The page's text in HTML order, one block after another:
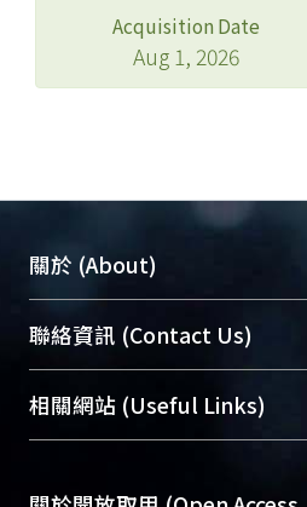
Acquisition Date
Aug 1, 2026
關於 (About)
臺大位居世界頂尖大學之列
展現本校豐碩的研究成果及
機構典藏（NTUR）與學術庫
台，成為臺大學術典藏NTU
成果。
聯絡資訊 (Contact Us)
總館學科館員(Main Library)
醫學圖書館學科館員
Sciences Library)
相關網站 (Useful Links)